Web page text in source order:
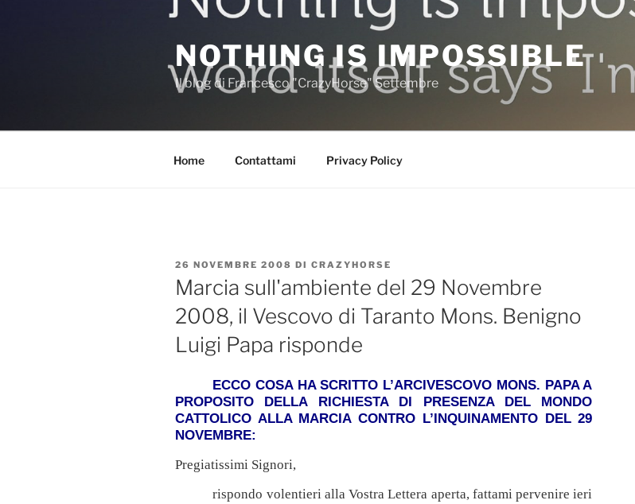
NOTHING IS IMPOSSIBLE
Il blog di Francesco "CrazyHorse" Settembre
Home Contattami Privacy Policy
PUBBLICATO
IL
26 NOVEMBRE 2008 DI CRAZYHORSE
Marcia sull'ambiente del 29 Novembre
2008, il Vescovo di Taranto Mons. Benigno
Luigi Papa risponde
ECCO COSA HA SCRITTO L’ARCIVESCOVO MONS. PAPA A
PROPOSITO DELLA RICHIESTA DI PRESENZA DEL MONDO
CATTOLICO ALLA MARCIA CONTRO L’INQUINAMENTO DEL 29
NOVEMBRE:
Pregiatissimi Signori,
rispondo volentieri alla Vostra Lettera aperta, fattami pervenire ieri